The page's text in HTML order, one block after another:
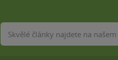
Vyhledávání